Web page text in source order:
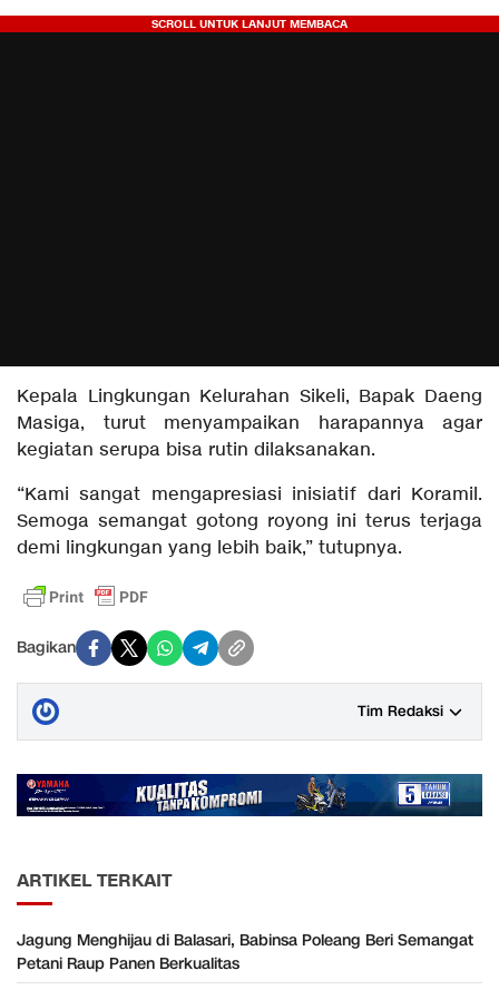
Kepala Lingkungan Kelurahan Sikeli, Bapak Daeng
Masiga, turut menyampaikan harapannya agar
kegiatan serupa bisa rutin dilaksanakan.
“Kami sangat mengapresiasi inisiatif dari Koramil.
Semoga semangat gotong royong ini terus terjaga
demi lingkungan yang lebih baik,” tutupnya.
Bagikan
Tim Redaksi
ARTIKEL TERKAIT
Jagung Menghijau di Balasari, Babinsa Poleang Beri Semangat
Petani Raup Panen Berkualitas